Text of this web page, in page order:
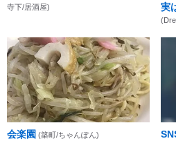
寺下/居酒屋)
実
会楽園 (築町/ちゃんぽん)